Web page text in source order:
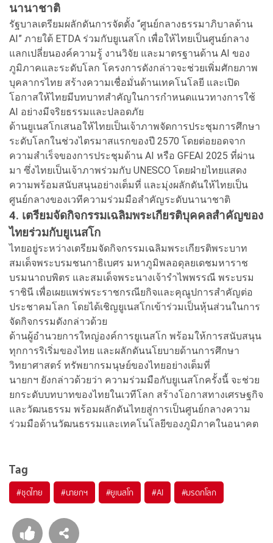
นานาชาติ
รัฐบาลเตรียมผลักดันการจัดตั้ง “ศูนย์กลางธรรมาภิบาลด้าน
AI” ภายใต้ ETDA ร่วมกับยูเนสโก เพื่อให้ไทยเป็นศูนย์กลาง
แลกเปลี่ยนองค์ความรู้ งานวิจัย และมาตรฐานด้าน AI ของ
ภูมิภาคและระดับโลก โครงการดังกล่าวจะช่วยเพิ่มศักยภาพ
บุคลากรไทย สร้างความเชื่อมั่นด้านเทคโนโลยี และเปิด
โอกาสให้ไทยมีบทบาทสำคัญในการกำหนดแนวทางการใช้
AI อย่างมีจริยธรรมและปลอดภัย
ด้านยูเนสโกเสนอให้ไทยเป็นเจ้าภาพจัดการประชุมการศึกษา
ระดับโลกในช่วงไตรมาสแรกของปี 2570 โดยต่อยอดจาก
ความสำเร็จของการประชุมด้าน AI หรือ GFEAI 2025 ที่ผ่าน
มา ซึ่งไทยเป็นเจ้าภาพร่วมกับ UNESCO โดยฝ่ายไทยแสดง
ความพร้อมสนับสนุนอย่างเต็มที่ และมุ่งผลักดันให้ไทยเป็น
ศูนย์กลางของเวทีความร่วมมือสำคัญระดับนานาชาติ
4. เตรียมจัดกิจกรรมเฉลิมพระเกียรติบุคคลสำคัญของ
ไทยร่วมกับยูเนสโก
ไทยอยู่ระหว่างเตรียมจัดกิจกรรมเฉลิมพระเกียรติพระบาท
สมเด็จพระบรมชนกาธิเบศร มหาภูมิพลอดุลยเดชมหาราช
บรมนาถบพิตร และสมเด็จพระนางเจ้ารำไพพรรณี พระบรม
ราชินี เพื่อเผยแพร่พระราชกรณียกิจและคุณูปการสำคัญต่อ
ประชาคมโลก โดยได้เชิญยูเนสโกเข้าร่วมเป็นหุ้นส่วนในการ
จัดกิจกรรมดังกล่าวด้วย
ด้านผู้อำนวยการใหญ่องค์การยูเนสโก พร้อมให้การสนับสนุน
ทุกการริเริ่มของไทย และผลักดันนโยบายด้านการศึกษา
วิทยาศาสตร์ ทรัพยากรมนุษย์ของไทยอย่างเต็มที่
นายกฯ ยังกล่าวด้วยว่า ความร่วมมือกับยูเนสโกครั้งนี้ จะช่วย
ยกระดับบทบาทของไทยในเวทีโลก สร้างโอกาสทางเศรษฐกิจ
และวัฒนธรรม พร้อมผลักดันไทยสู่การเป็นศูนย์กลางความ
ร่วมมือด้านวัฒนธรรมและเทคโนโลยีของภูมิภาคในอนาคต
Tag
#ชุดไทย #นายกฯ #ยูเนสโก #AI #มรดกโลก